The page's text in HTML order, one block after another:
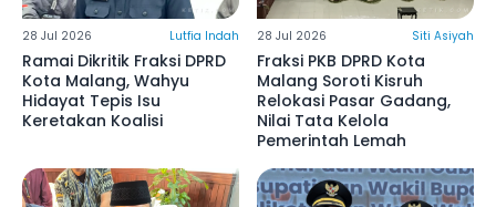
28 Jul 2026 Lutfia Indah
Ramai Dikritik Fraksi DPRD
Kota Malang, Wahyu
Hidayat Tepis Isu
Keretakan Koalisi
28 Jul 2026 Siti Asiyah
Fraksi PKB DPRD Kota
Malang Soroti Kisruh
Relokasi Pasar Gadang,
Nilai Tata Kelola
Pemerintah Lemah